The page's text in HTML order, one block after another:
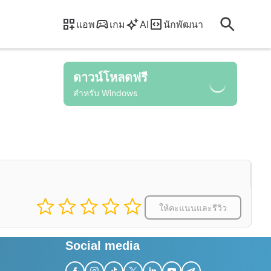
แอพ เกม AI นักพัฒนา
ดาวน์โหลดฟรี
สำหรับ Windows
ให้คะแนนและรีวิว
Social media